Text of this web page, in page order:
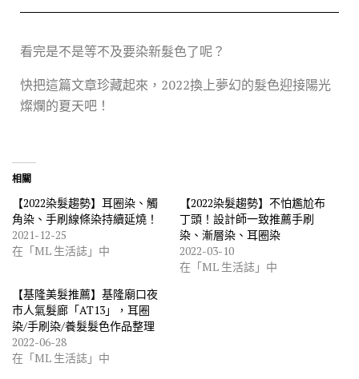
看完是不是等不及要染新髮色了呢？
快把這篇文章珍藏起來，2022換上夢幻的髮色迎接陽光
燦爛的夏天吧！
相關
【2022染髮趨勢】耳圈染、觸
角染、手刷線條染持續延燒！
2021-12-25
在「ML 生活誌」中
【2022染髮趨勢】不怕尷尬布
丁頭！設計師一致推薦手刷
染、漸層染、耳圈染
2022-03-10
在「ML 生活誌」中
【基隆美髮推薦】基隆廟口夜
市人氣髮廊「AT13」，耳圈
染/手刷染/養髮髮色作品整理
2022-06-28
在「ML 生活誌」中